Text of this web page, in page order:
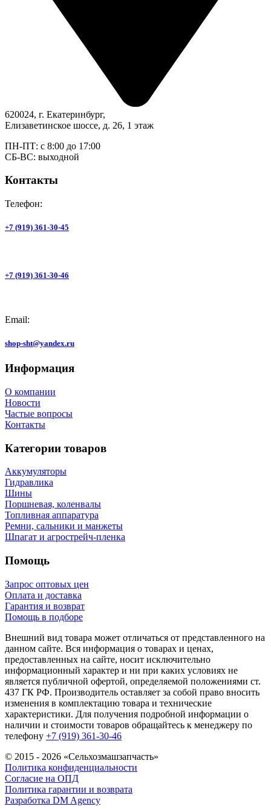
620024, г. Екатеринбург,
Елизаветинское шоссе, д. 26, 1 этаж
ПН-ПТ: с 8:00 до 17:00
СБ-ВС: выходной
Контакты
Телефон:
+7 (919) 361-30-45
+7 (919) 361-30-46
Email:
shop-sht@yandex.ru
Информация
О компании
Новости
Частые вопросы
Контакты
Категории товаров
Аккумуляторы
Гидравлика
Шины
Поршневая, коленвалы
Топливная аппаратура
Ремни, сальники и манжеты
Шпагат и агрострейч-пленка
Помощь
Запрос оптовых цен
Оплата и доставка
Гарантия и возврат
Помощь в подборе
Внешний вид товара может отличаться от представленного на
данном сайте. Вся информация о товарах и ценах,
предоставленных на сайте, носит исключительно
информационный характер и ни при каких условиях не
является публичной офертой, определяемой положениями ст.
437 ГК РФ. Производитель оставляет за собой право вносить
изменения в комплектацию товара и технические
характеристики. Для получения подробной информации о
наличии и стоимости товаров обращайтесь к менеджеру по
телефону +7 (919) 361-30-46
© 2015 - 2026 «Сельхозмашзапчасть»
Политика конфиденциальности
Согласие на ОПД
Политика гарантии и возврата
Разработка DM Agency